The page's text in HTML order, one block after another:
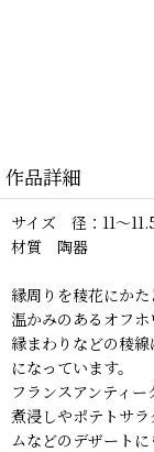
作品詳細
サイズ 径：11〜
材質 陶器
縁周りを稜花にかた
温かみのあるオフホ
縁まわりなどの稜
になっています。
フランスアンティー
煮浸しやポテトサ
ムなどのデザートに